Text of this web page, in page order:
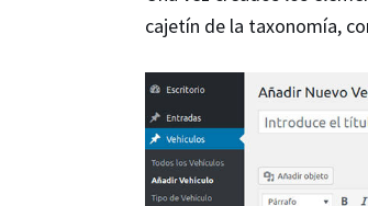
cajetín de la taxonomía,